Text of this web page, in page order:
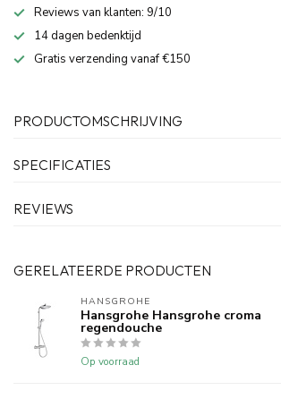
Reviews van klanten: 9/10
14 dagen bedenktijd
Gratis verzending vanaf €150
PRODUCTOMSCHRIJVING
SPECIFICATIES
REVIEWS
GERELATEERDE PRODUCTEN
HANSGROHE
Hansgrohe Hansgrohe croma
regendouche
Op voorraad